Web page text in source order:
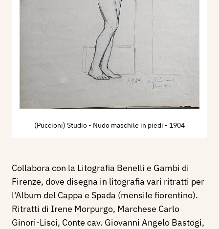
(Puccioni) Studio - Nudo maschile in piedi - 1904
Collabora con la Litografia Benelli e Gambi di
Firenze, dove disegna in litografia vari ritratti per
l'Album del Cappa e Spada (mensile fiorentino).
Ritratti di Irene Morpurgo, Marchese Carlo
Ginori-Lisci, Conte cav. Giovanni Angelo Bastogi,